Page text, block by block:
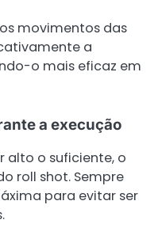
movimentos das
a
o mais eficaz em
a execução
alto o suficiente, o
roll shot. Sempre
para evitar ser